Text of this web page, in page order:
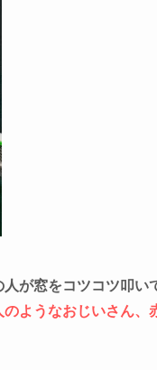
が窓をコツコツ叩い
ようなおじいさん、